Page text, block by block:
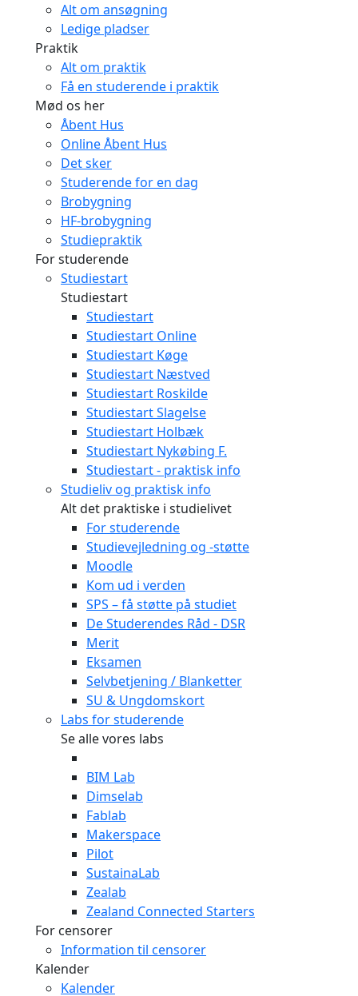
Alt om ansøgning
Ledige pladser
Praktik
Alt om praktik
Få en studerende i praktik
Mød os her
Åbent Hus
Online Åbent Hus
Det sker
Studerende for en dag
Brobygning
HF-brobygning
Studiepraktik
For studerende
Studiestart
Studiestart
Studiestart
Studiestart Online
Studiestart Køge
Studiestart Næstved
Studiestart Roskilde
Studiestart Slagelse
Studiestart Holbæk
Studiestart Nykøbing F.
Studiestart - praktisk info
Studieliv og praktisk info
Alt det praktiske i studielivet
For studerende
Studievejledning og -støtte
Moodle
Kom ud i verden
SPS – få støtte på studiet
De Studerendes Råd - DSR
Merit
Eksamen
Selvbetjening / Blanketter
SU & Ungdomskort
Labs for studerende
Se alle vores labs
BIM Lab
Dimselab
Fablab
Makerspace
Pilot
SustainaLab
Zealab
Zealand Connected Starters
For censorer
Information til censorer
Kalender
Kalender